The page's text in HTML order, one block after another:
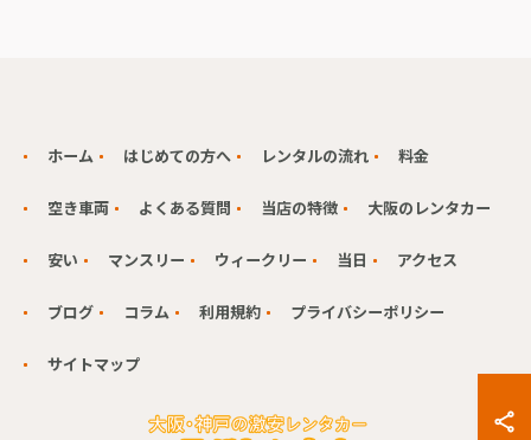
ホーム はじめての方へ レンタルの流れ 料金
空き車両 よくある質問 当店の特徴 大阪のレンタカー
安い マンスリー ウィークリー 当日 アクセス
ブログ コラム 利用規約 プライバシーポリシー
サイトマップ